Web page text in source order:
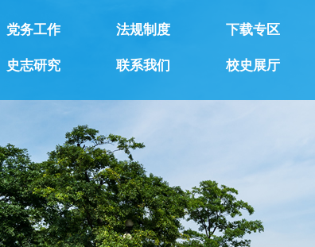
党务工作 法规制度 下载专区
史志研究 联系我们 校史展厅